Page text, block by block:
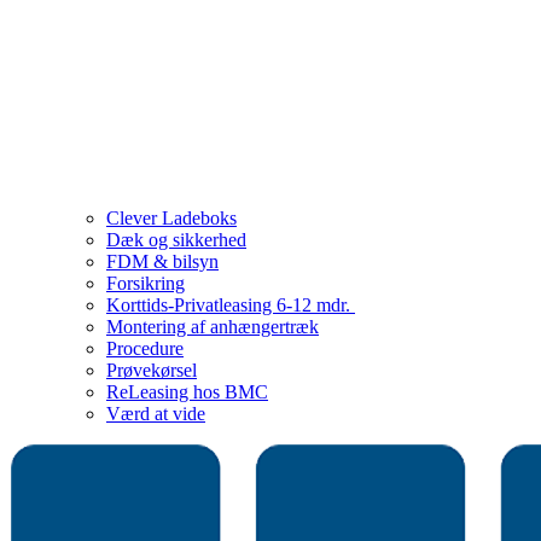
Clever Ladeboks
Dæk og sikkerhed
FDM & bilsyn
Forsikring
Korttids-Privatleasing 6-12 mdr.
Montering af anhængertræk
Procedure
Prøvekørsel
ReLeasing hos BMC
Værd at vide